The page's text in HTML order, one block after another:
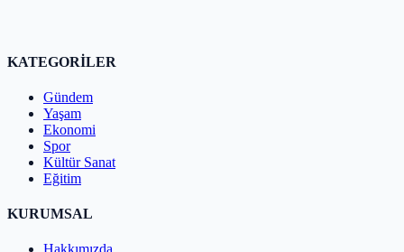
KATEGORİLER
Gündem
Yaşam
Ekonomi
Spor
Kültür Sanat
Eğitim
KURUMSAL